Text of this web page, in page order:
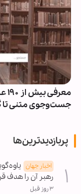
جست‌وجوی متنی تا
پربازدیدترین‌ها
اخبار جهان
رهبر آن را هدف
۳ روز قبل